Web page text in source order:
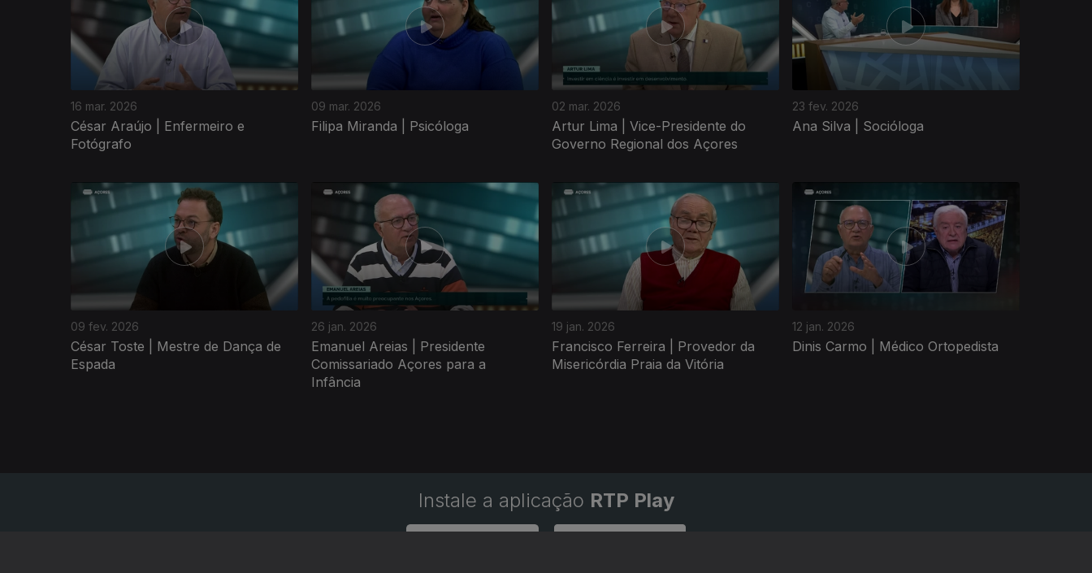
16 mar. 2026
César Araújo | Enfermeiro e
Fotógrafo
09 mar. 2026
Filipa Miranda | Psicóloga
02 mar. 2026
Artur Lima | Vice-Presidente do
Governo Regional dos Açores
23 fev. 2026
Ana Silva | Socióloga
09 fev. 2026
César Toste | Mestre de Dança de
Espada
26 jan. 2026
Emanuel Areias | Presidente
Comissariado Açores para a
Infância
19 jan. 2026
Francisco Ferreira | Provedor da
Misericórdia Praia da Vitória
12 jan. 2026
Dinis Carmo | Médico Ortopedista
901885
Instale a aplicação RTP Play